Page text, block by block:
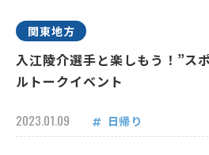
関東地方
入江陵介選手と楽しもう！”ス
ルトークイベント
2023.01.09 日帰り